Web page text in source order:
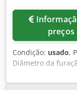
preços
Condição: usado,
Diâmetro da
Profundidade:
Dcsdpfxjzmw Naj